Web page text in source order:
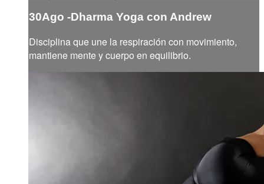
30Ago -Dharma Yoga con Andrew
Disciplina que une la respiración con movimiento,
mantiene mente y cuerpo en equilibrio.